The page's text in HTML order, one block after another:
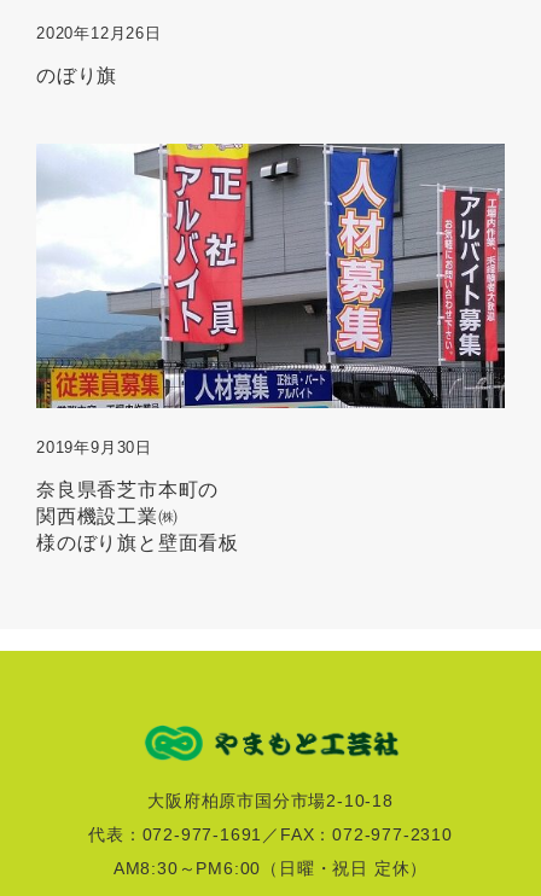
2020年12月26日
のぼり旗
2019年9月30日
奈良県香芝市本町の
関西機設工業㈱
様のぼり旗と壁面看板
大阪府柏原市国分市場2-10-18
代表：072-977-1691／FAX：072-977-2310
AM8:30～PM6:00 （日曜・祝日 定休）